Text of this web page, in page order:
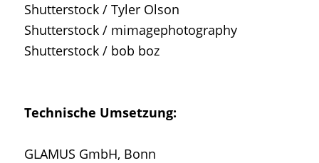
Shutterstock / Tyler Olson
Shutterstock / mimagephotography
Shutterstock / bob boz
Technische Umsetzung:
GLAMUS GmbH, Bonn